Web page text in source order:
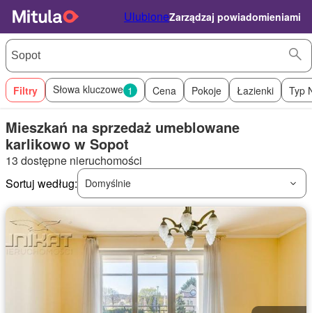
UlubioneZarządzaj powiadomieniami
Filtry Słowa kluczowe 1 Cena Pokoje Łazienki Typ
Mieszkań na sprzedaż umeblowane
karlikowo w Sopot
13 dostępne nieruchomości
Sortuj według:
Domyślnie